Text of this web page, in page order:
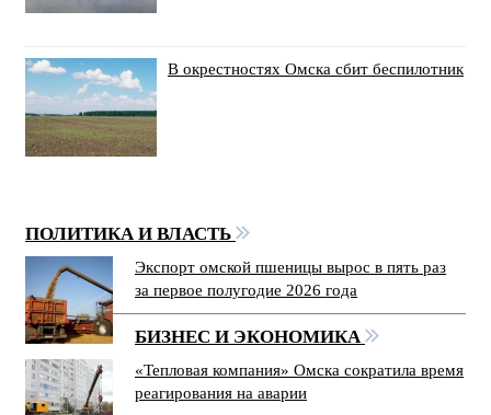
В окрестностях Омска сбит беспилотник
ПОЛИТИКА И ВЛАСТЬ
Экспорт омской пшеницы вырос в пять раз
за первое полугодие 2026 года
БИЗНЕС И ЭКОНОМИКА
«Тепловая компания» Омска сократила время
реагирования на аварии